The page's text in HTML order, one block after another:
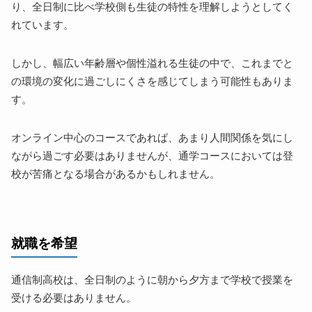
り、全日制に比べ学校側も生徒の特性を理解しようとしてく
れています。
しかし、幅広い年齢層や個性溢れる生徒の中で、これまでと
の環境の変化に過ごしにくさを感じてしまう可能性もありま
す。
オンライン中心のコースであれば、あまり人間関係を気にし
ながら過ごす必要はありませんが、通学コースにおいては登
校が苦痛となる場合があるかもしれません。
就職を希望
通信制高校は、全日制のように朝から夕方まで学校で授業を
受ける必要はありません。